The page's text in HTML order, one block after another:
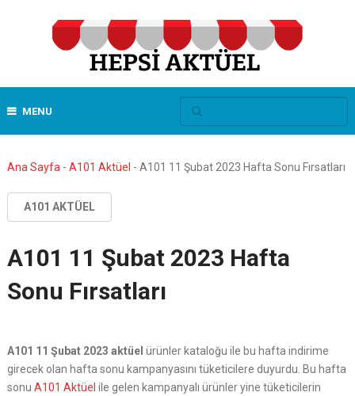
MENU
Ana Sayfa - A101 Aktüel - A101 11 Şubat 2023 Hafta Sonu Fırsatları
A101 AKTÜEL
A101 11 Şubat 2023 Hafta
Sonu Fırsatları
A101 11 Şubat 2023 aktüel ürünler kataloğu ile bu hafta indirime
girecek olan hafta sonu kampanyasını tüketicilere duyurdu. Bu hafta
sonu A101 Aktüel ile gelen kampanyalı ürünler yine tüketicilerin